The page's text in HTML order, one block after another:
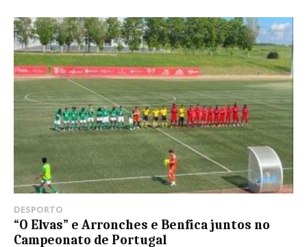
DESPORTO
“O Elvas” e Arronches e Benfica juntos no
Campeonato de Portugal